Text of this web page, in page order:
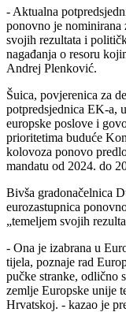
- Aktualna
ponovno je nominirana
svojih rezultata i
nagađanja o resoru
Andrej Plenković.
Šuica, povjerenica za
potpredsjednica EK-a,
europske poslove i
prioritetima buduće
kolovoza ponovo
mandatu od 2024. do
Bivša gradonačelnica
eurozastupnica
„temeljem svojih
- Ona je izabrana u
tijela, poznaje rad
pučke stranke, odlično
zemlje Europske unije
Hrvatskoj. - kazao je